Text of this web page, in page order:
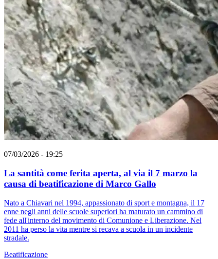
07/03/2026 - 19:25
La santità come ferita aperta, al via il 7 marzo la
causa di beatificazione di Marco Gallo
Nato a Chiavari nel 1994, appassionato di sport e montagna, il 17
enne negli anni delle scuole superiori ha maturato un cammino di
fede all'interno del movimento di Comunione e Liberazione. Nel
2011 ha perso la vita mentre si recava a scuola in un incidente
stradale.
Beatificazione